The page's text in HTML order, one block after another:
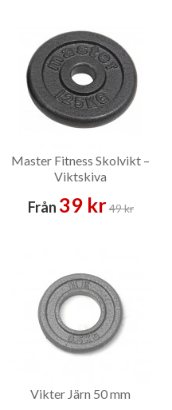
Master Fitness Skolvikt –
Viktskiva
Från 39 kr49 kr
Vikter Järn 50 mm